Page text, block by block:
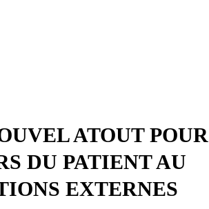
ATOUT POUR
DU PATIENT AU
EXTERNES